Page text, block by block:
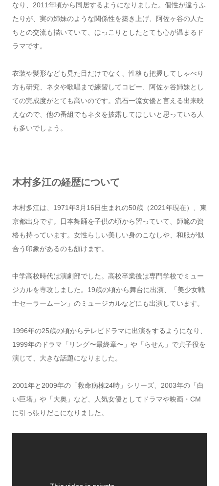
なり、2011年頃から同居するようになりました。個性が違うふ
たりが、実の姉妹のような関係性を築き上げ、阿佐ヶ谷の人た
ちとの交流も描いていて、ほっこりとしたとても心が温まるド
ラマです。
衣装や髪形なども見た目だけでなく、性格も把握してしゃべり
方も研究、ネタや歌唱まで練習してコピー、阿佐ヶ谷姉妹とし
ての完成度がとても高いのです。流石一流女優と言える出来映
えなので、他の番組でもネタを披露してほしいと思っている人
も多いでしょう。
木村多江の経歴について
木村多江は、1971年3月16日生まれの50歳（2021年現在）、東
京都出身です。日本舞踊を子供の頃から習っていて、師範の資
格も持っています。女性らしい美しい身のこなしや、和服が似
合う印象があるのも頷けます。
中学高校時代は演劇部でした。高校卒業後は専門学校でミュー
ジカルを専攻しました。19歳の頃から舞台に出演、「美少女戦
士セーラームーン」のミュージカルなどにも出演しています。
1996年の25歳の頃からテレビドラマに出演をするようになり、
1999年のドラマ「リング〜最終章〜」や「らせん」で貞子役を
演じて、大きな話題になりました。
2001年と2009年の「救命病棟24時」シリーズ、2003年の「白
い巨塔」や「大奥」など、人気女優としてドラマや映画・CM
に引っ張りだこになりました。